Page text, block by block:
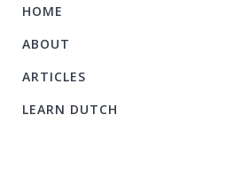
HOME
ABOUT
ARTICLES
LEARN DUTCH